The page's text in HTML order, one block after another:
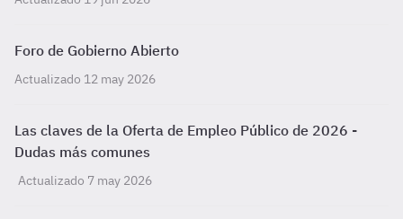
Foro de Gobierno Abierto
Actualizado 12 may 2026
Las claves de la Oferta de Empleo Público de 2026 -
Dudas más comunes
Actualizado 7 may 2026